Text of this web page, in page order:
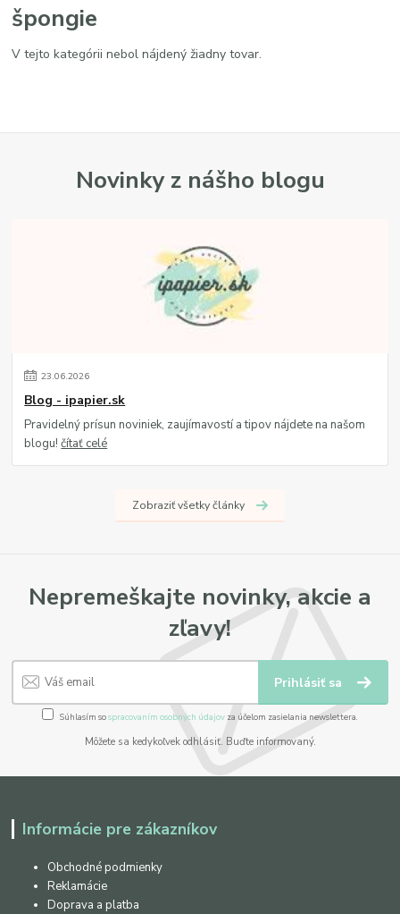
špongie
V tejto kategórii nebol nájdený žiadny tovar.
Novinky z nášho blogu
23.06.2026
Blog - ipapier.sk
Pravidelný prísun noviniek, zaujímavostí a tipov nájdete na našom
blogu!čítať celé
Zobraziť všetky články
Nepremeškajte novinky, akcie a
zľavy!
Prihlásiť sa
Súhlasím sospracovaním osobných údajov za účelom zasielania newslettera.
Môžete sa kedykoľvek odhlásiť. Buďte informovaný.
Informácie pre zákazníkov
Obchodné podmienky
Reklamácie
Doprava a platba